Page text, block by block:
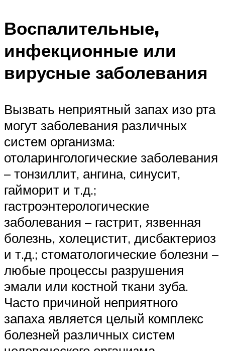
Воспалительные,
инфекционные или
вирусные заболевания
Вызвать неприятный запах изо рта
могут заболевания различных
систем организма:
отоларингологические заболевания
– тонзиллит, ангина, синусит,
гайморит и т.д.;
гастроэнтерологические
заболевания – гастрит, язвенная
болезнь, холецистит, дисбактериоз
и т.д.; стоматологические болезни –
любые процессы разрушения
эмали или костной ткани зуба.
Часто причиной неприятного
запаха является целый комплекс
болезней различных систем